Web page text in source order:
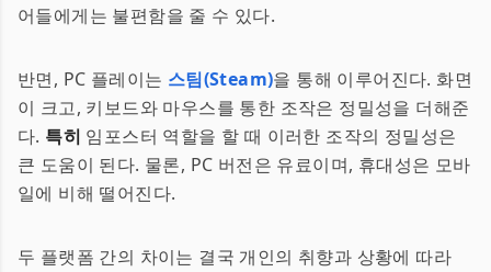
어들에게는 불편함을 줄 수 있다.
반면, PC 플레이는 스팀(Steam)을 통해 이루어진다. 화면
이 크고, 키보드와 마우스를 통한 조작은 정밀성을 더해준
다. 특히 임포스터 역할을 할 때 이러한 조작의 정밀성은
큰 도움이 된다. 물론, PC 버전은 유료이며, 휴대성은 모바
일에 비해 떨어진다.
두 플랫폼 간의 차이는 결국 개인의 취향과 상황에 따라